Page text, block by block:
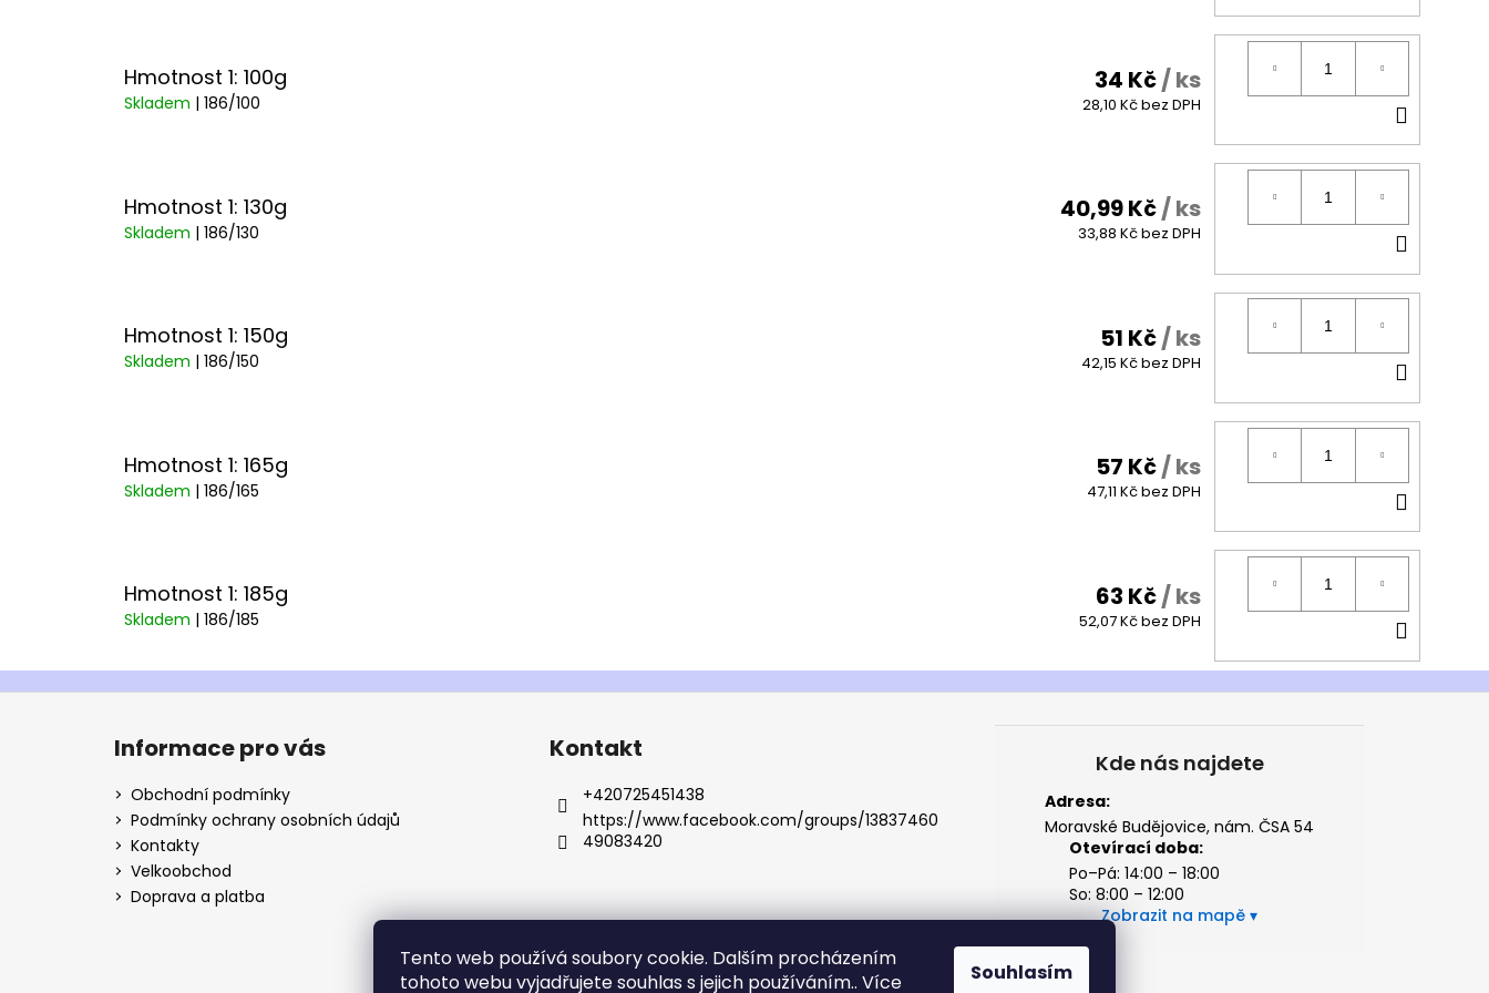
Tento web používá soubory cookie. Dalším procházením
tohoto webu vyjadřujete souhlas s jejich používáním.. Více
Souhlasím
Hmotnost 1: 100g
Skladem | 186/100
34 Kč/ ks
28,10 Kč bez DPH
Hmotnost 1: 130g
Skladem | 186/130
40,99 Kč/ ks
33,88 Kč bez DPH
Hmotnost 1: 150g
Skladem | 186/150
51 Kč/ ks
42,15 Kč bez DPH
Hmotnost 1: 165g
Skladem | 186/165
57 Kč/ ks
47,11 Kč bez DPH
Hmotnost 1: 185g
Skladem | 186/185
63 Kč/ ks
52,07 Kč bez DPH
Z
Informace pro vás
Obchodní podmínky
Podmínky ochrany osobních údajů
Kontakty
Velkoobchod
Doprava a platba
Kontakt
+420725451438
https://www.facebook.com/groups/13837460
49083420
Kde nás najdete
Adresa:
Moravské Budějovice, nám. ČSA 54
Otevírací doba:
Po–Pá: 14:00 – 18:00
So: 8:00 – 12:00
Zobrazit na mapě